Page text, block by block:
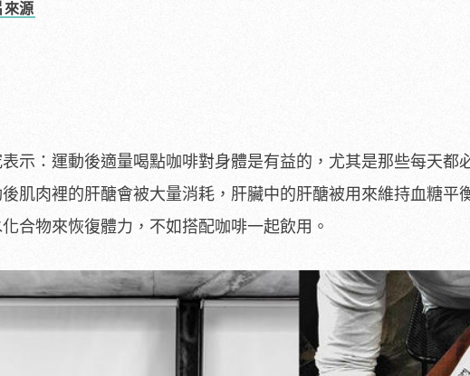
來源
示：運動後適量喝點咖啡對身體是有益的，尤其是那些每天都
肌肉裡的肝醣會被大量消耗，肝臟中的肝醣被用來維持血糖平
合物來恢復體力，不如搭配咖啡一起飲用。